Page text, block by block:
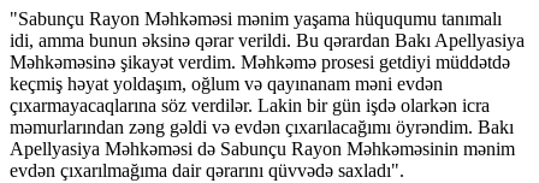
"Sabunçu Rayon Məhkəməsi mənim yaşama hüququmu tanımalı
idi, amma bunun əksinə qərar verildi. Bu qərardan Bakı Apellyasiya
Məhkəməsinə şikayət verdim. Məhkəmə prosesi getdiyi müddətdə
keçmiş həyat yoldaşım, oğlum və qayınanam məni evdən
çıxarmayacaqlarına söz verdilər. Lakin bir gün işdə olarkən icra
məmurlarından zəng gəldi və evdən çıxarılacağımı öyrəndim. Bakı
Apellyasiya Məhkəməsi də Sabunçu Rayon Məhkəməsinin mənim
evdən çıxarılmağıma dair qərarını qüvvədə saxladı".